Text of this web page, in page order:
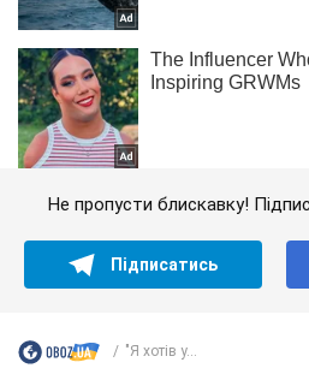
Не пропусти блискавку!
Підписатись
"Я хотів у...